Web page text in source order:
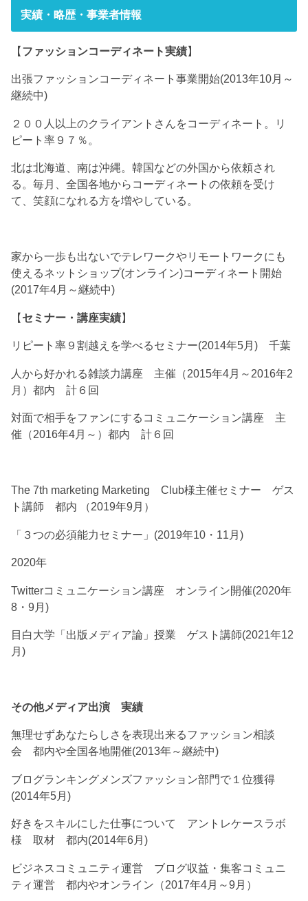
実績・略歴・事業者情報
【ファッションコーディネート実績】
出張ファッションコーディネート事業開始(2013年10月～
継続中)
２００人以上のクライアントさんをコーディネート。リ
ピート率９７％。
北は北海道、南は沖縄。韓国などの外国から依頼され
る。毎月、全国各地からコーディネートの依頼を受け
て、笑顔になれる方を増やしている。
家から一歩も出ないでテレワークやリモートワークにも
使えるネットショップ(オンライン)コーディネート開始
(2017年4月～継続中)
【セミナー・講座実績】
リピート率９割越えを学べるセミナー(2014年5月) 千葉
人から好かれる雑談力講座 主催（2015年4月～2016年2
月）都内 計６回
対面で相手をファンにするコミュニケーション講座 主
催（2016年4月～）都内 計６回
The 7th marketing Marketing Club様主催セミナー ゲス
ト講師 都内 （2019年9月）
「３つの必須能力セミナー」(2019年10・11月)
2020年
Twitterコミュニケーション講座 オンライン開催(2020年
8・9月)
目白大学「出版メディア論」授業 ゲスト講師(2021年12
月)
その他メディア出演 実績
無理せずあなたらしさを表現出来るファッション相談
会 都内や全国各地開催(2013年～継続中)
ブログランキングメンズファッション部門で１位獲得
(2014年5月)
好きをスキルにした仕事について アントレケースラボ
様 取材 都内(2014年6月)
ビジネスコミュニティ運営 ブログ収益・集客コミュニ
ティ運営 都内やオンライン（2017年4月～9月）